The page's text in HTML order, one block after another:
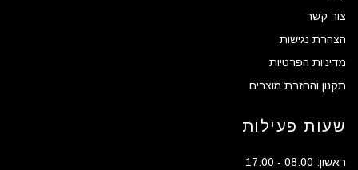
צור קשר
הצהרת נגישות
מדיניות הפרטיות
תקנון והחזרת מוצרים
שעות פעילות
ראשון: 08:00 - 17:00